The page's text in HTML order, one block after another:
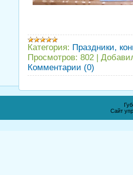
Категория: Праздники,
Просмотров: 802 |
Комментарии (0)
Сайт